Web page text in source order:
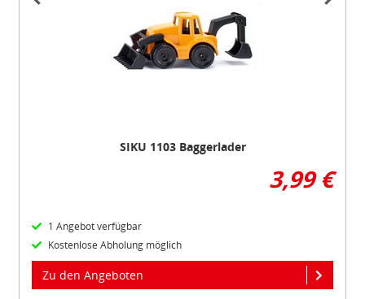
SIKU 1103 Baggerlader
3,99 €
1 Angebot verfügbar
Kostenlose Abholung möglich
Zu den Angeboten